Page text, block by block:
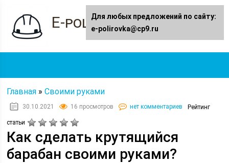
E-polirovka.ru
Главная »Своими руками
30.10.2021 16 просмотров нет комментариев Рейтинг
статьи
Как сделать крутящийся
барабан своими руками?
Для любых предложений по сайту:
e-polirovka@cp9.ru